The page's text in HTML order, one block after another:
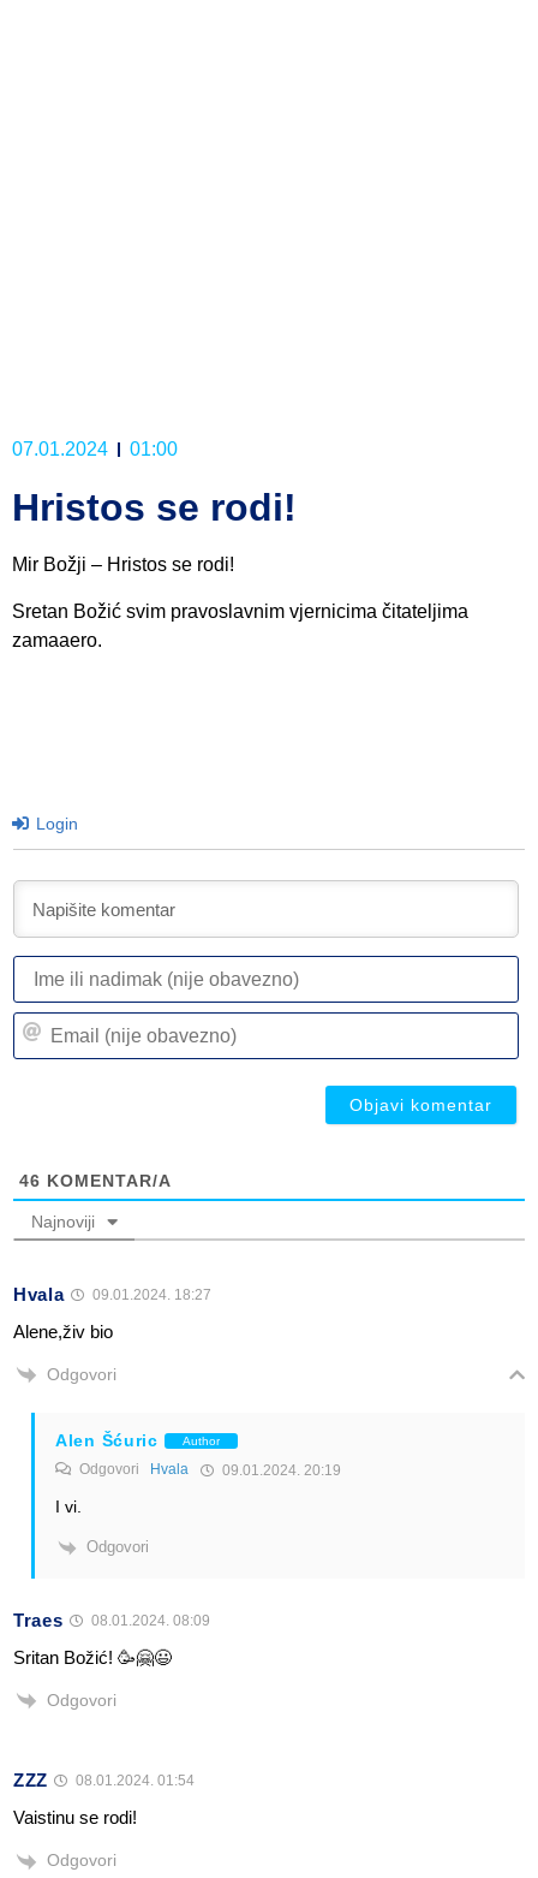
07.01.2024 01:00
Hristos se rodi!
Mir Božji – Hristos se rodi!
Sretan Božić svim pravoslavnim vjernicima čitateljima
zamaaero.
Login
46 KOMENTAR/A
Najnoviji
Hvala 09.01.2024. 18:27
Alene,živ bio
Odgovori
Alen Šćuric Author
Odgovori Hvala 09.01.2024. 20:19
I vi.
Odgovori
Traes 08.01.2024. 08:09
Sritan Božić! 🥳🤗😃
Odgovori
ZZZ 08.01.2024. 01:54
Vaistinu se rodi!
Odgovori